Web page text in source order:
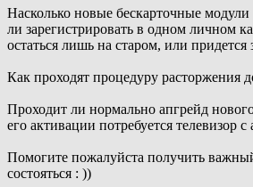
Насколько новые бескарточные
ли зарегистрировать в одном личном
остаться лишь на старом, или
Как проходят процедуру расторжения
Проходит ли нормально апгрейд
его активации потребуется телевизор
Помогите пожалуйста получить
состояться : ))